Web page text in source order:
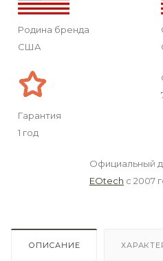
Родина бренда
США
Гарантия
1 год
Официальный
EOtech с 2007
ОПИСАНИЕ